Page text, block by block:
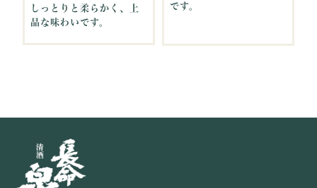
しっとりと柔らかく、上
品な味わいです。
です。